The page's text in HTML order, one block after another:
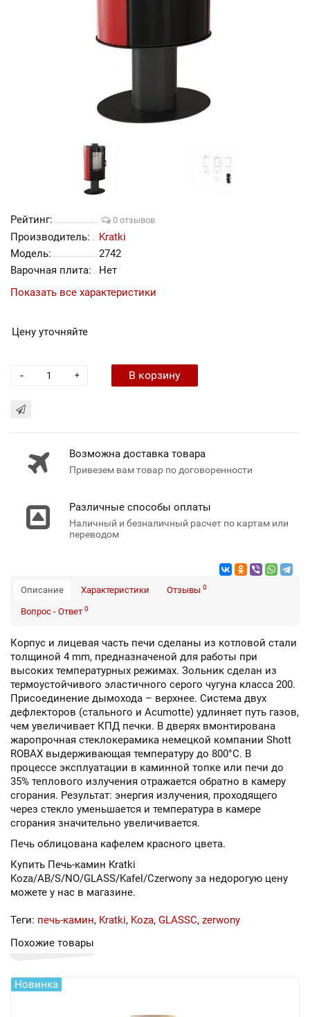
Рейтинг: 0 отзывов
Производитель:
Kratki
Модель:
2742
Варочная плита:
Нет
Показать все характеристики
Цену уточняйте
+
- В корзину
Возможна доставка товара
Привезем вам товар по договоренности
Различные способы оплаты
Наличный и безналичный расчет по картам или
переводом
Описание Характеристики Отзывы 0
Вопрос - Ответ 0
Корпус и лицевая часть печи сделаны из котловой стали
толщиной 4 mm, предназначеной для работы при
высоких температурных режимах. Зольник сделан из
термоустойчивого эластичного серого чугуна класса 200.
Присоединение дымохода – верхнее. Система двух
дефлекторов (стального и Acumotte) удлиняет путь газов,
чем увеличивает КПД печки. В дверях вмонтирована
жаропрочная стеклокерамика немецкой компании Shott
ROBAX выдерживающая температуру до 800°C. В
процессе эксплуатации в каминной топке или печи до
35% теплового излучения отражается обратно в камеру
сгорания. Результат: энергия излучения, проходящего
через стекло уменьшается и температура в камере
сгорания значительно увеличивается.
Печь облицована кафелем красного цвета.
Купить Печь-камин Kratki
Koza/AB/S/NO/GLASS/Kafel/Czerwony за недорогую цену
можете у нас в магазине.
Теги: печь-камин, Kratki, Koza, GLASSC, zerwony
Похожие товары
Новинка